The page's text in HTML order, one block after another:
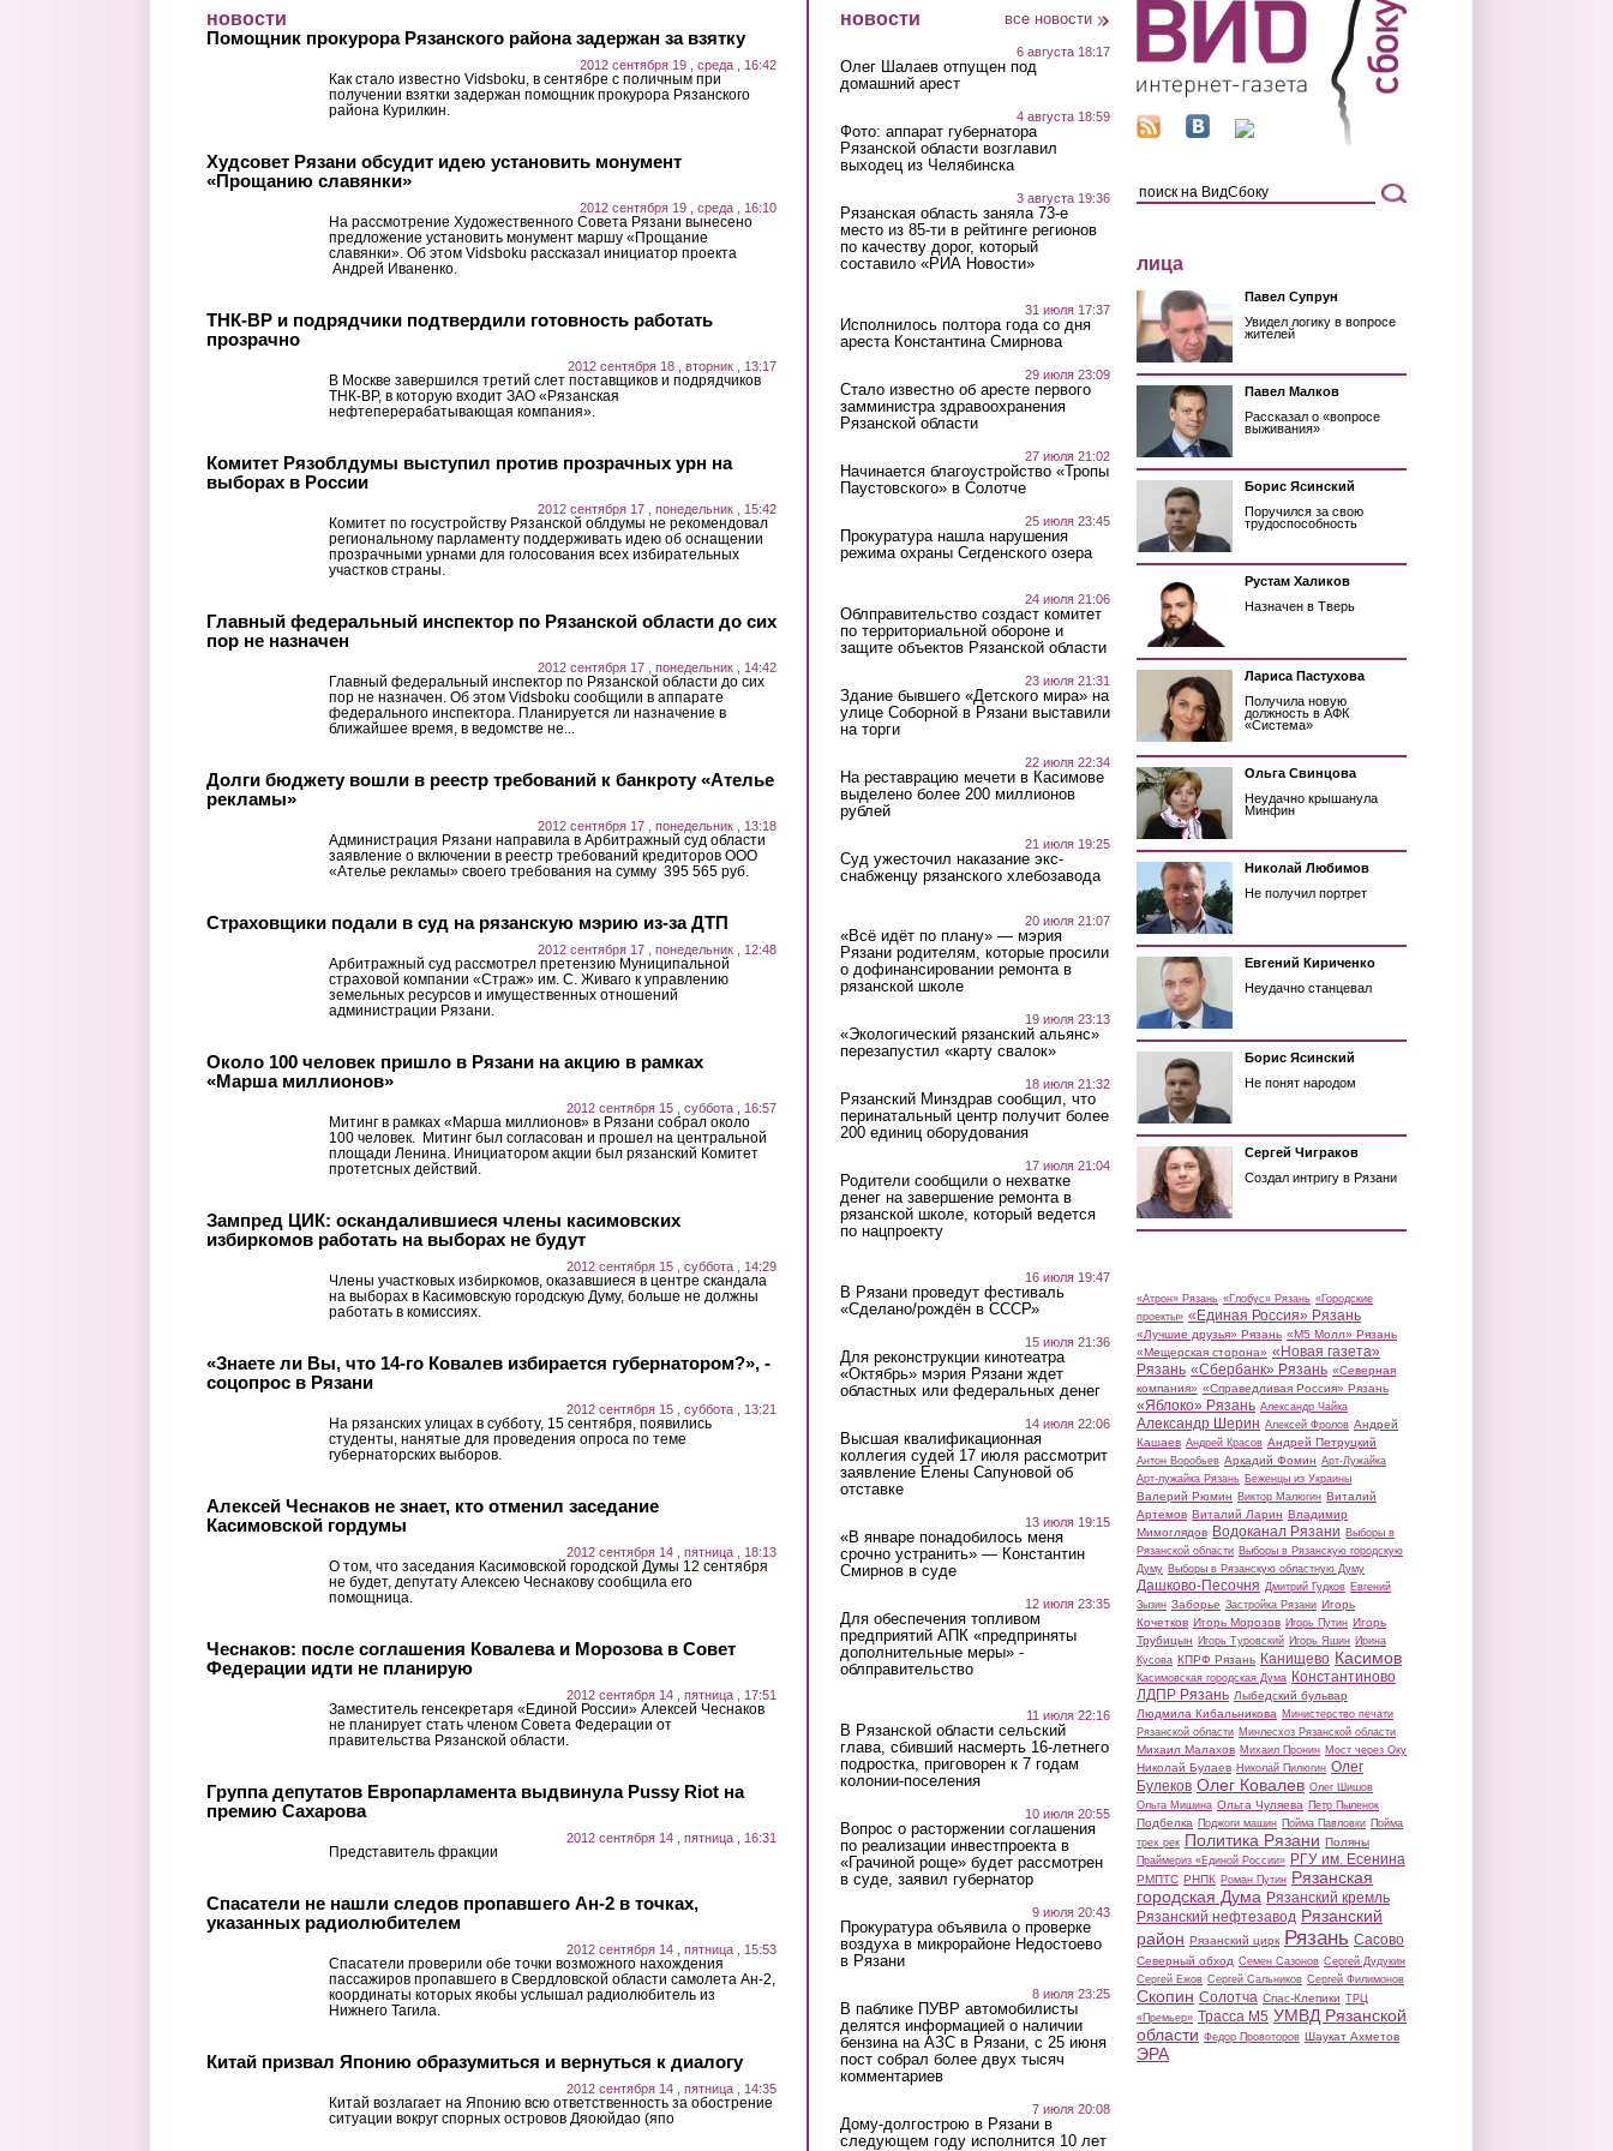
новости
Помощник прокурора Рязанского района задержан за взятку
2012 сентября 19 , среда , 16:42
Как стало известно Vidsboku, в сентябре с поличным при
получении взятки задержан помощник прокурора Рязанского
района Курилкин.
Худсовет Рязани обсудит идею установить монумент
«Прощанию славянки»
2012 сентября 19 , среда , 16:10
На рассмотрение Художественного Совета Рязани вынесено
предложение установить монумент маршу «Прощание
славянки». Об этом Vidsboku рассказал инициатор проекта
Андрей Иваненко.
ТНК-ВР и подрядчики подтвердили готовность работать
прозрачно
2012 сентября 18 , вторник , 13:17
В Москве завершился третий слет поставщиков и подрядчиков
ТНК-BP, в которую входит ЗАО «Рязанская
нефтеперерабатывающая компания».
Комитет Рязоблдумы выступил против прозрачных урн на
выборах в России
2012 сентября 17 , понедельник , 15:42
Комитет по госустройству Рязанской облдумы не рекомендовал
региональному парламенту поддерживать идею об оснащении
прозрачными урнами для голосования всех избирательных
участков страны.
Главный федеральный инспектор по Рязанской области до сих
пор не назначен
2012 сентября 17 , понедельник , 14:42
Главный федеральный инспектор по Рязанской области до сих
пор не назначен. Об этом Vidsboku сообщили в аппарате
федерального инспектора. Планируется ли назначение в
ближайшее время, в ведомстве не...
Долги бюджету вошли в реестр требований к банкроту «Ателье
рекламы»
2012 сентября 17 , понедельник , 13:18
Администрация Рязани направила в Арбитражный суд области
заявление о включении в реестр требований кредиторов ООО
«Ателье рекламы» своего требования на сумму 395 565 руб.
Страховщики подали в суд на рязанскую мэрию из-за ДТП
2012 сентября 17 , понедельник , 12:48
Арбитражный суд рассмотрел претензию Муниципальной
страховой компании «Страж» им. С. Живаго к управлению
земельных ресурсов и имущественных отношений
администрации Рязани.
Около 100 человек пришло в Рязани на акцию в рамках
«Марша миллионов»
2012 сентября 15 , суббота , 16:57
Митинг в рамках «Марша миллионов» в Рязани собрал около
100 человек. Митинг был согласован и прошел на центральной
площади Ленина. Инициатором акции был рязанский Комитет
протетсных действий.
Зампред ЦИК: оскандалившиеся члены касимовских
избиркомов работать на выборах не будут
2012 сентября 15 , суббота , 14:29
Члены участковых избиркомов, оказавшиеся в центре скандала
на выборах в Касимовскую городскую Думу, больше не должны
работать в комиссиях.
«Знаете ли Вы, что 14-го Ковалев избирается губернатором?», -
соцопрос в Рязани
2012 сентября 15 , суббота , 13:21
На рязанских улицах в субботу, 15 сентября, появились
студенты, нанятые для проведения опроса по теме
губернаторских выборов.
Алексей Чеснаков не знает, кто отменил заседание
Касимовской гордумы
2012 сентября 14 , пятница , 18:13
О том, что заседания Касимовской городской Думы 12 сентября
не будет, депутату Алексею Чеснакову сообщила его
помощница.
Чеснаков: после соглашения Ковалева и Морозова в Совет
Федерации идти не планирую
2012 сентября 14 , пятница , 17:51
Заместитель генсекретаря «Единой России» Алексей Чеснаков
не планирует стать членом Совета Федерации от
правительства Рязанской области.
Группа депутатов Европарламента выдвинула Pussy Riot на
премию Сахарова
2012 сентября 14 , пятница , 16:31
Представитель фракции
Спасатели не нашли следов пропавшего Ан-2 в точках,
указанных радиолюбителем
2012 сентября 14 , пятница , 15:53
Спасатели проверили обе точки возможного нахождения
пассажиров пропавшего в Свердловской области самолета Ан-2,
координаты которых якобы услышал радиолюбитель из
Нижнего Тагила.
Китай призвал Японию образумиться и вернуться к диалогу
2012 сентября 14 , пятница , 14:35
Китай возлагает на Японию всю ответственность за обострение
ситуации вокруг спорных островов Дяоюйдао (япо
новости все новости
6 августа 18:17
Олег Шалаев отпущен под
домашний арест
4 августа 18:59
Фото: аппарат губернатора
Рязанской области возглавил
выходец из Челябинска
3 августа 19:36
Рязанская область заняла 73-е
место из 85-ти в рейтинге регионов
по качеству дорог, который
составило «РИА Новости»
31 июля 17:37
Исполнилось полтора года со дня
ареста Константина Смирнова
29 июля 23:09
Стало известно об аресте первого
замминистра здравоохранения
Рязанской области
27 июля 21:02
Начинается благоустройство «Тропы
Паустовского» в Солотче
25 июля 23:45
Прокуратура нашла нарушения
режима охраны Сегденского озера
24 июля 21:06
Облправительство создаст комитет
по территориальной обороне и
защите объектов Рязанской области
23 июля 21:31
Здание бывшего «Детского мира» на
улице Соборной в Рязани выставили
на торги
22 июля 22:34
На реставрацию мечети в Касимове
выделено более 200 миллионов
рублей
21 июля 19:25
Суд ужесточил наказание экс-
снабженцу рязанского хлебозавода
20 июля 21:07
«Всё идёт по плану» — мэрия
Рязани родителям, которые просили
о дофинансировании ремонта в
рязанской школе
19 июля 23:13
«Экологический рязанский альянс»
перезапустил «карту свалок»
18 июля 21:32
Рязанский Минздрав сообщил, что
перинатальный центр получит более
200 единиц оборудования
17 июля 21:04
Родители сообщили о нехватке
денег на завершение ремонта в
рязанской школе, который ведется
по нацпроекту
16 июля 19:47
В Рязани проведут фестиваль
«Сделано/рождён в СССР»
15 июля 21:36
Для реконструкции кинотеатра
«Октябрь» мэрия Рязани ждет
областных или федеральных денег
14 июля 22:06
Высшая квалификационная
коллегия судей 17 июля рассмотрит
заявление Елены Сапуновой об
отставке
13 июля 19:15
«В январе понадобилось меня
срочно устранить» — Константин
Смирнов в суде
12 июля 23:35
Для обеспечения топливом
предприятий АПК «предприняты
дополнительные меры» -
облправительство
11 июля 22:16
В Рязанской области сельский
глава, сбивший насмерть 16-летнего
подростка, приговорен к 7 годам
колонии-поселения
10 июля 20:55
Вопрос о расторжении соглашения
по реализации инвестпроекта в
«Грачиной роще» будет рассмотрен
в суде, заявил губернатор
9 июля 20:43
Прокуратура объявила о проверке
воздуха в микрорайоне Недостоево
в Рязани
8 июля 23:25
В паблике ПУВР автомобилисты
делятся информацией о наличии
бензина на АЗС в Рязани, с 25 июня
пост собрал более двух тысяч
комментариев
7 июля 20:08
Дому-долгострою в Рязани в
следующем году исполнится 10 лет
лица
Павел Супрун
Увидел логику в вопросе
жителей
Павел Малков
Рассказал о «вопросе
выживания»
Борис Ясинский
Поручился за свою
трудоспособность
Рустам Халиков
Назначен в Тверь
Лариса Пастухова
Получила новую
должность в АФК
«Система»
Ольга Свинцова
Неудачно крышанула
Минфин
Николай Любимов
Не получил портрет
Евгений Кириченко
Неудачно станцевал
Борис Ясинский
Не понят народом
Сергей Чиграков
Создал интригу в Рязани
«Атрон» Рязань «Глобус» Рязань «Городские
проекты» «Единая Россия» Рязань
«Лучшие друзья» Рязань «М5 Молл» Рязань
«Мещерская сторона» «Новая газета»
Рязань «Сбербанк» Рязань «Северная
компания» «Справедливая Россия» Рязань
«Яблоко» Рязань Александр Чайка
Александр Шерин Алексей Фролов Андрей
Кашаев Андрей Красов Андрей Петруцкий
Антон Воробьев Аркадий Фомин Арт-Лужайка
Арт-лужайка Рязань Беженцы из Украины
Валерий Рюмин Виктор Малюгин Виталий
Артемов Виталий Ларин Владимир
Мимоглядов Водоканал Рязани Выборы в
Рязанской области Выборы в Рязанскую городскую
Думу Выборы в Рязанскую областную Думу
Дашково-Песочня Дмитрий Гудков Евгений
Зызин Заборье Застройка Рязани Игорь
Кочетков Игорь Морозов Игорь Путин Игорь
Трубицын Игорь Туровский Игорь Яшин Ирина
Кусова КПРФ Рязань Канищево Касимов
Касимовская городская Дума Константиново
ЛДПР Рязань Лыбедский бульвар
Людмила Кибальникова Министерство печати
Рязанской области Минлесхоз Рязанской области
Михаил Малахов Михаил Пронин Мост через Оку
Николай Булаев Николай Пилюгин Олег
Булеков Олег Ковалев Олег Шишов
Ольга Мишина Ольга Чуляева Петр Пыленок
Подбелка Поджоги машин Пойма Павловки Пойма
трех рек Политика Рязани Поляны
Праймериз «Единой России» РГУ им. Есенина
РМПТС РНПК Роман Путин Рязанская
городская Дума Рязанский кремль
Рязанский нефтезавод Рязанский
район Рязанский цирк Рязань Сасово
Северный обход Семен Сазонов Сергей Дудукин
Сергей Ежов Сергей Сальников Сергей Филимонов
Скопин Солотча Спас-Клепики ТРЦ
«Премьер» Трасса М5 УМВД Рязанской
области Федор Провоторов Шаукат Ахметов
ЭРА